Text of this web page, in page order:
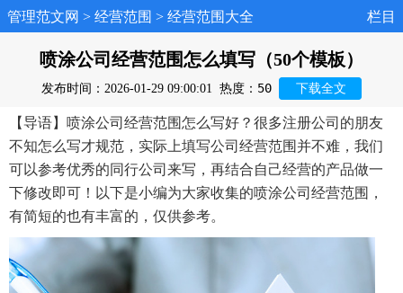
管理范文网 > 经营范围 > 经营范围大全 栏目
喷涂公司经营范围怎么填写（50个模板）
发布时间：2026-01-29 09:00:01 热度： 50 下载全文
【导语】喷涂公司经营范围怎么写好？很多注册公司的朋友
不知怎么写才规范，实际上填写公司经营范围并不难，我们
可以参考优秀的同行公司来写，再结合自己经营的产品做一
下修改即可！以下是小编为大家收集的喷涂公司经营范围，
有简短的也有丰富的，仅供参考。